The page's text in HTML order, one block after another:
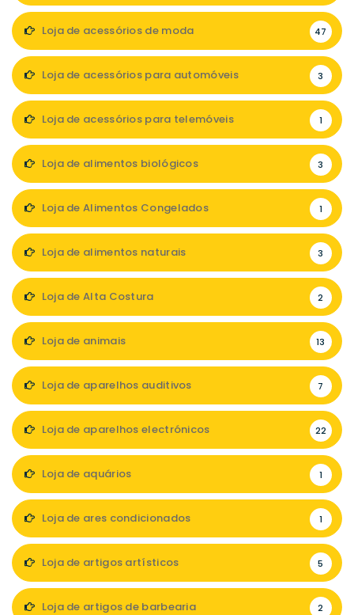
Loja de acessórios de moda 47
Loja de acessórios para automóveis 3
Loja de acessórios para telemóveis 1
Loja de alimentos biológicos 3
Loja de Alimentos Congelados 1
Loja de alimentos naturais 3
Loja de Alta Costura 2
Loja de animais 13
Loja de aparelhos auditivos 7
Loja de aparelhos electrónicos 22
Loja de aquários 1
Loja de ares condicionados 1
Loja de artigos artísticos 5
Loja de artigos de barbearia 2